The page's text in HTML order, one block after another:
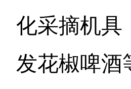
化采摘机具
发花椒啤酒